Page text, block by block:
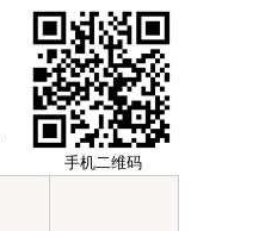
手机二维码